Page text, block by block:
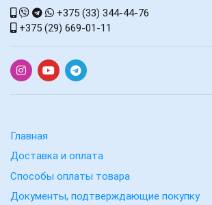
+375 (33) 344-44-76
+375 (29) 669-01-11
Главная
Доставка и оплата
Способы оплаты товара
Документы, подтверждающие покупку